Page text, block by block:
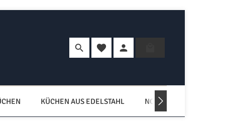
Du hast 0 Produkte auf dem Merkzettel
KÜCHEN AUS EDELSTAHL NORDISCHE KÜCHEN